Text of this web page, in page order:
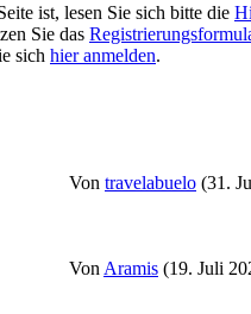
ist, lesen Sie sich bitte die
Sie das
sich hier anmelden.
Von travelabuelo (31.
Von Aramis (19. Juli